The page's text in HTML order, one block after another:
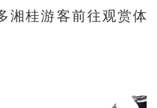
湘桂游客前往观赏体